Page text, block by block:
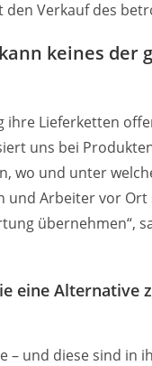
Verkauf des
keines der
Lieferketten
uns bei
wo und unter
und Arbeiter vor Ort
übernehmen“,
eine Alternative
– und diese sind in